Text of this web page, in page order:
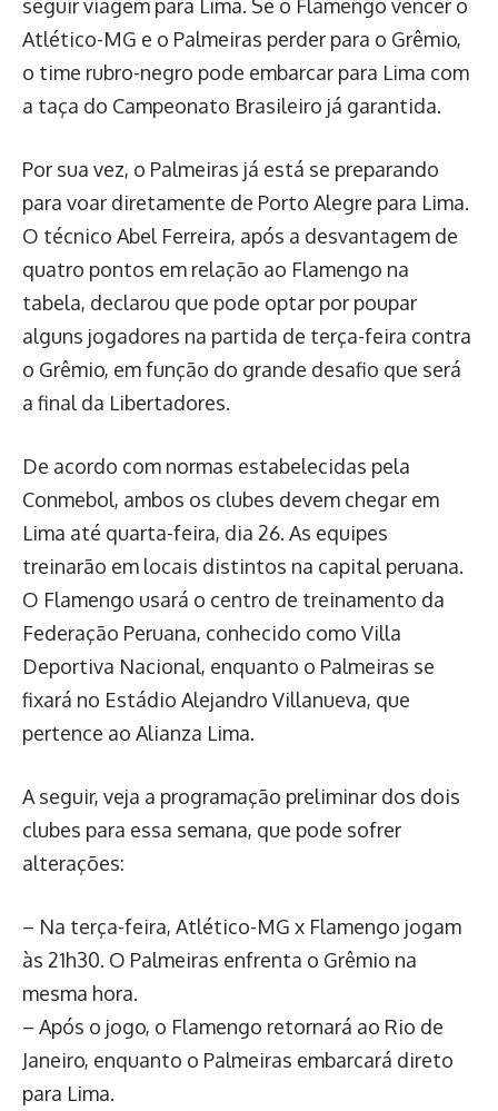
seguir viagem para Lima. Se o Flamengo vencer o
Atlético-MG e o Palmeiras perder para o Grêmio,
o time rubro-negro pode embarcar para Lima com
a taça do Campeonato Brasileiro já garantida.
Por sua vez, o Palmeiras já está se preparando
para voar diretamente de Porto Alegre para Lima.
O técnico Abel Ferreira, após a desvantagem de
quatro pontos em relação ao Flamengo na
tabela, declarou que pode optar por poupar
alguns jogadores na partida de terça-feira contra
o Grêmio, em função do grande desafio que será
a final da Libertadores.
De acordo com normas estabelecidas pela
Conmebol, ambos os clubes devem chegar em
Lima até quarta-feira, dia 26. As equipes
treinarão em locais distintos na capital peruana.
O Flamengo usará o centro de treinamento da
Federação Peruana, conhecido como Villa
Deportiva Nacional, enquanto o Palmeiras se
fixará no Estádio Alejandro Villanueva, que
pertence ao Alianza Lima.
A seguir, veja a programação preliminar dos dois
clubes para essa semana, que pode sofrer
alterações:
– Na terça-feira, Atlético-MG x Flamengo jogam
às 21h30. O Palmeiras enfrenta o Grêmio na
mesma hora.
– Após o jogo, o Flamengo retornará ao Rio de
Janeiro, enquanto o Palmeiras embarcará direto
para Lima.